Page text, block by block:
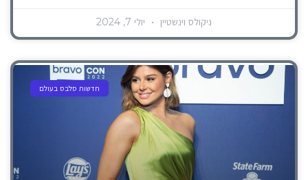
ניקולס וינשטיין יולי 7, 2024
חדשות סלבס בעולם